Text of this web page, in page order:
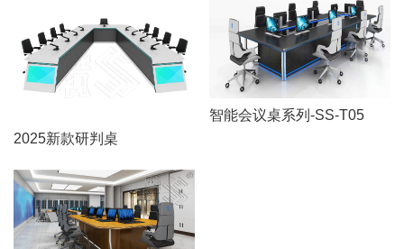
2025新款研判桌
智能会议桌系列-SS-T05